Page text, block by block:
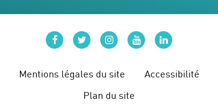
Mentions légales du site
Accessibilité
Plan du site
facebooktwitterinstagram
youtubelinkedin